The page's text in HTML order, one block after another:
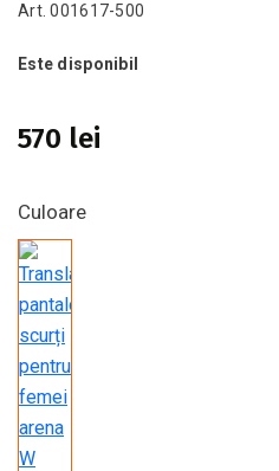
Art. 001617-500
Este disponibil
570 lei
Culoare